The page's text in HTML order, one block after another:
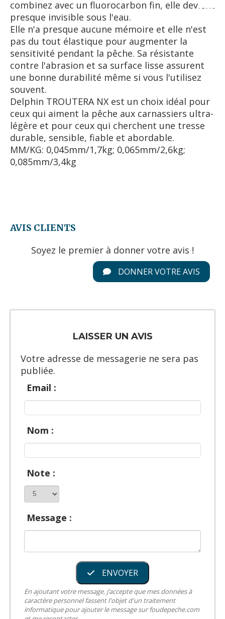
combinez avec un fluorocarbon fin, elle devient
presque invisible sous l'eau.
Elle n'a presque aucune mémoire et elle n'est
pas du tout élastique pour augmenter la
sensitivité pendant la pêche. Sa résistante
contre l'abrasion et sa surface lisse assurent
une bonne durabilité même si vous l'utilisez
souvent.
Delphin TROUTERA NX est un choix idéal pour
ceux qui aiment la pêche aux carnassiers ultra-
légère et pour ceux qui cherchent une tresse
durable, sensible, fiable et abordable.
MM/KG: 0,045mm/1,7kg; 0,065mm/2,6kg;
0,085mm/3,4kg
AVIS CLIENTS
Soyez le premier à donner votre avis !
DONNER VOTRE AVIS
LAISSER UN AVIS
Votre adresse de messagerie ne sera pas
publiée.
Email :
Nom :
Note :
Message :
ENVOYER
En ajoutant votre message, j’accepte que mes données à
caractère personnel fassent l'objet d'un traitement
informatique pour ajouter le message sur foudepeche.com